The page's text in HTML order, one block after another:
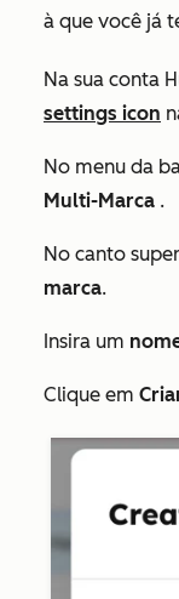
à que você já
Na sua conta
settings icon
No menu da
Multi-Marca .
No canto
marca.
Insira um
Clique em